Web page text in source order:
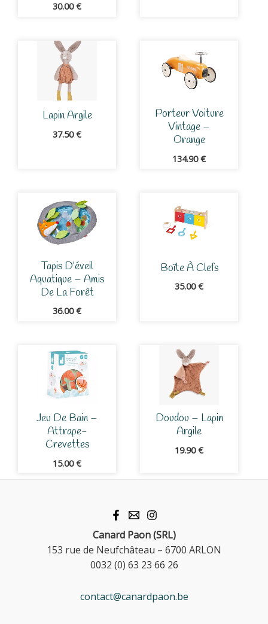
30.00€
Lapin Argile
37.50€
Porteur Voiture
Vintage –
Orange
134.90€
Tapis D’éveil
Aquatique – Amis
De La Forêt
36.00€
Boîte À Clefs
35.00€
Jeu De Bain –
Attrape-
Crevettes
15.00€
Doudou – Lapin
Argile
19.90€
Canard Paon (SRL)
153 rue de Neufchâteau – 6700 ARLON
0032 (0) 63 23 66 26
contact@canardpaon.be